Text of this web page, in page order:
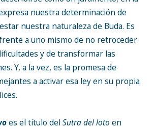
nuestra determinación de
nuestra naturaleza de Buda. Es
a uno mismo de no retroceder
y de transformar las
Y, a la vez, es la promesa de
a activar esa ley en su propia
es el título delSutra del loto en